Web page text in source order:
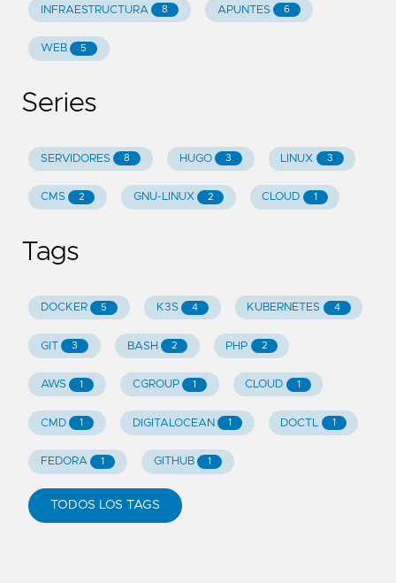
INFRAESTRUCTURA 8 APUNTES 6
WEB 5
Series
SERVIDORES 8 HUGO 3 LINUX 3
CMS 2 GNU-LINUX 2 CLOUD 1
Tags
DOCKER 5 K3S 4 KUBERNETES 4
GIT 3 BASH 2 PHP 2
AWS 1 CGROUP 1 CLOUD 1
CMD 1 DIGITALOCEAN 1 DOCTL 1
FEDORA 1 GITHUB 1
TODOS LOS TAGS